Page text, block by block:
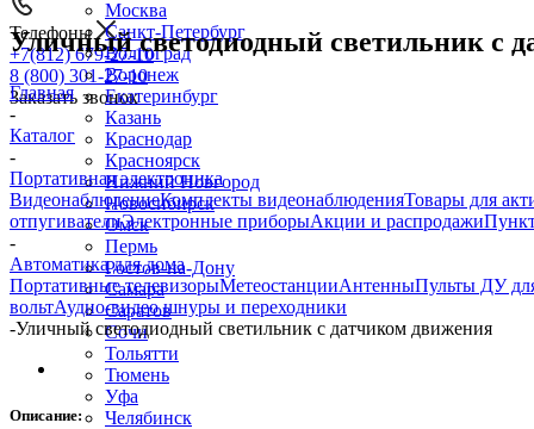
Телефоны
+7(812) 679-27-10
8 (800) 301-27-10
Заказать звонок
Москва
Санкт-Петербург
Волгоград
Воронеж
Екатеринбург
Казань
Краснодар
Красноярск
Нижний Новгород
Новосибирск
Омск
Пермь
Ростов-на-Дону
Самара
Саратов
Сочи
Тольятти
Тюмень
Уфа
Челябинск
Уличный светодиодный светильник с
Главная
-
Каталог
-
Портативная электроника
ВидеонаблюдениеКомплекты видеонаблюденияТовары для
отпугивателиЭлектронные приборыАкции и распродажи
-
Автоматика для дома
Портативные телевизорыМетеостанцииАнтенныПульты ДУ
вольтАудио-видео шнуры и переходники
-Уличный светодиодный светильник с датчиком движения
Описание: